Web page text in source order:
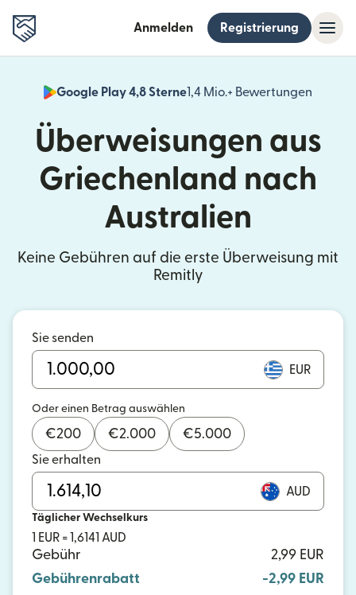
Anmelden Registrierung
Google Play 4,8 Sterne1,4 Mio.+ Bewertungen
Überweisungen aus
Griechenland nach
Australien
Keine Gebühren auf die erste Überweisung mit
Remitly
Sie senden
EUR
Oder einen Betrag auswählen
€200 €2.000 €5.000
Sie erhalten
AUD
Täglicher Wechselkurs
1 EUR = 1,6141 AUD
Gebühr
2,99 EUR
Gebührenrabatt
-2,99 EUR